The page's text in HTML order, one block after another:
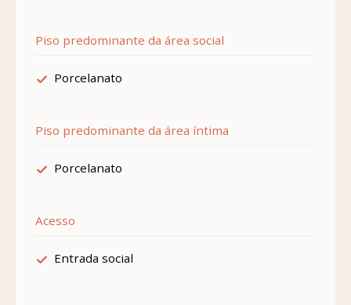
Piso predominante da área social
Porcelanato
Piso predominante da área íntima
Porcelanato
Acesso
Entrada social